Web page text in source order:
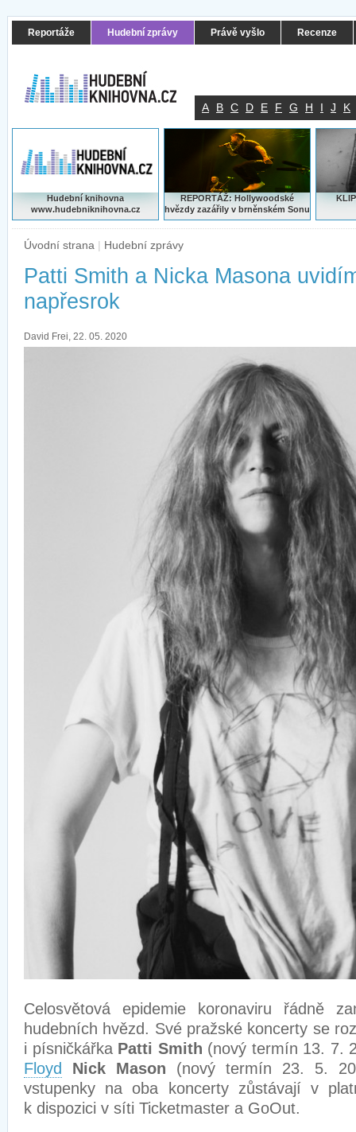
Reportáže Hudební zprávy Právě vyšlo Recenze
A B C D E F G H I J K
Hudební knihovna
www.hudebniknihovna.cz
REPORTÁŽ: Hollywoodské
hvězdy zazářily v brněnském Sonu
Úvodní strana | Hudební zprávy
Patti Smith a Nicka Masona
napřesrok
David Frei, 22. 05. 2020
Celosvětová epidemie koronaviru řádně
hudebních hvězd. Své pražské koncerty se
i písničkářka Patti Smith (nový termín 13. 7.
Floyd
Nick Mason (nový termín 23. 5.
vstupenky na oba koncerty zůstávají v
k dispozici v síti Ticketmaster a GoOut.